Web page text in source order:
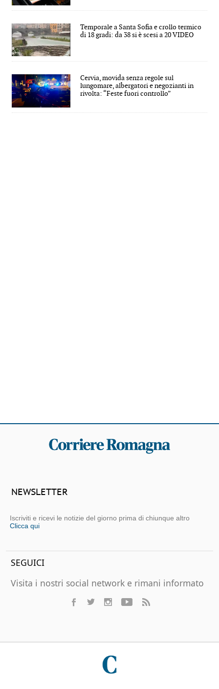
Temporale a Santa Sofia e crollo termico
di 18 gradi: da 38 si è scesi a 20 VIDEO
Cervia, movida senza regole sul
lungomare, albergatori e negozianti in
rivolta: “Feste fuori controllo”
NEWSLETTER
Iscriviti e ricevi le notizie del giorno prima di chiunque altro
Clicca qui
SEGUICI
Visita i nostri social network e rimani informato